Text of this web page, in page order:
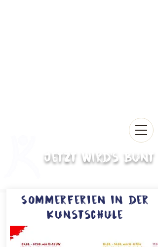
Jetzt wird's bunt
Sommerferien in der
Kunstschule